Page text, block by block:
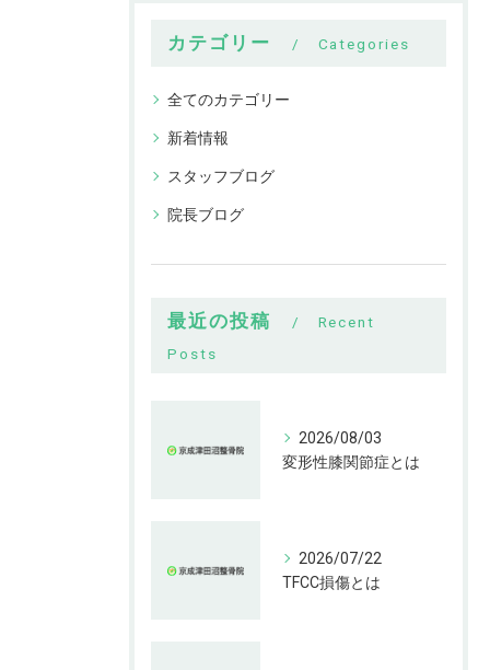
カテゴリー Categories
全てのカテゴリー
新着情報
スタッフブログ
院長ブログ
最近の投稿
Recent
Posts
2026/08/03
変形性膝関節症とは
2026/07/22
TFCC損傷とは